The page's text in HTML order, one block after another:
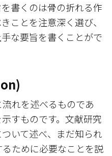
書くのは骨の折れる作
ことを注意深く選び、
な要旨を書くことがで
れを述べるものであ
すものです。文献研究
いて述べ、まだ知られ
ために必要なことを説